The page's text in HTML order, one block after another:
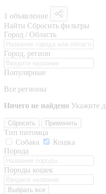
1 объявление
Найти Сбросить фильтры
Город / Область
Город, регион
Популярные
Все регионы
Ничего не найдено Укажите
Сбросить Применить
Тип питомца
Собака
Кошка
Порода
Породы кошек
Выбрать все